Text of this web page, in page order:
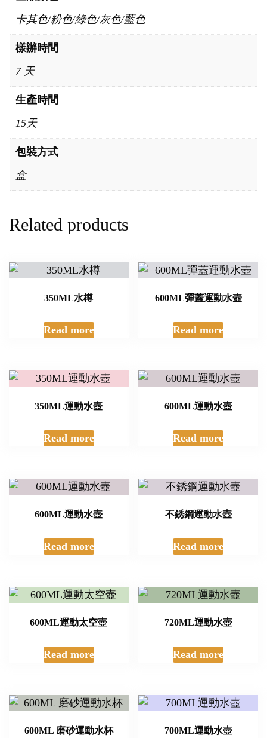
卡其色/粉色/綠色/灰色/藍色
樣辦時間
7 天
生產時間
15天
包裝方式
盒
Related products
350ML水樽
Read more
600ML彈蓋運動水壺
Read more
350ML運動水壺
Read more
600ML運動水壺
Read more
600ML運動水壺
Read more
不銹鋼運動水壺
Read more
600ML運動太空壺
Read more
720ML運動水壺
Read more
600ML 磨砂運動水杯 700ML運動水壺